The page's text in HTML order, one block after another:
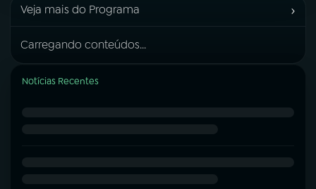
Veja mais do Programa ›
Carregando conteúdos...
Notícias Recentes